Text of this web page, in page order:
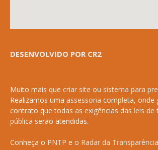
DESENVOLVIDO POR CR2
Muito mais que criar site ou sistema para
Realizamos uma assessoria completa, onde
contrato que todas as exigências das leis de
pública serão atendidas.
Conheça o PNTP e o Radar da